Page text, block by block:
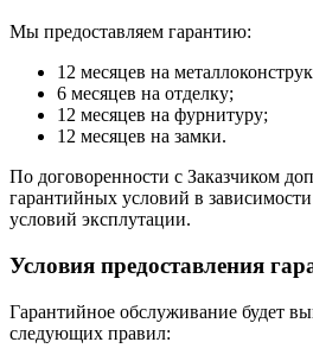
Мы предоставляем гарантию:
12 месяцев на
6 месяцев на отделку;
12 месяцев на фурнитуру;
12 месяцев на замки.
По договоренности с Заказчиком
гарантийных условий в
условий эксплутации.
Условия предоставления
Гарантийное обслуживание будет
следующих правил: